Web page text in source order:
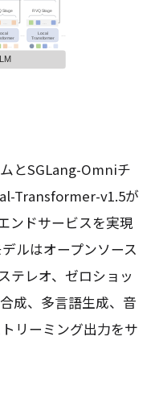
とSGLang-Omniチ
Transformer-v1.5が
ンドサービスを実現
ルはオープンソース
テレオ、ゼロショッ
成、多言語生成、音
リーミング出力をサ